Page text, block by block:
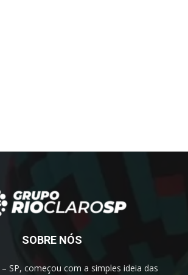
SOBRE NÓS
SP, começou com a simples ideia das